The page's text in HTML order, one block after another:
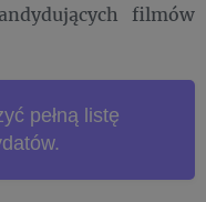
filmów
pełną listę